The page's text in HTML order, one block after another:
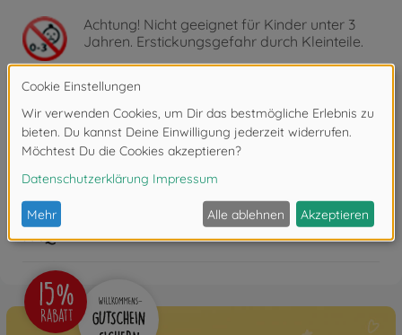
Achtung! Nicht geeignet für Kinder unter 3
Jahren. Erstickungsgefahr durch Kleinteile.
Zubehör
Bewertungen
FAQ